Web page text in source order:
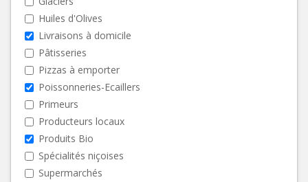
Huiles d'Olives
Livraisons à domicile
Pâtisseries
Pizzas à emporter
Poissonneries-Ecaillers
Primeurs
Producteurs locaux
Produits Bio
Spécialités niçoises
Supermarchés